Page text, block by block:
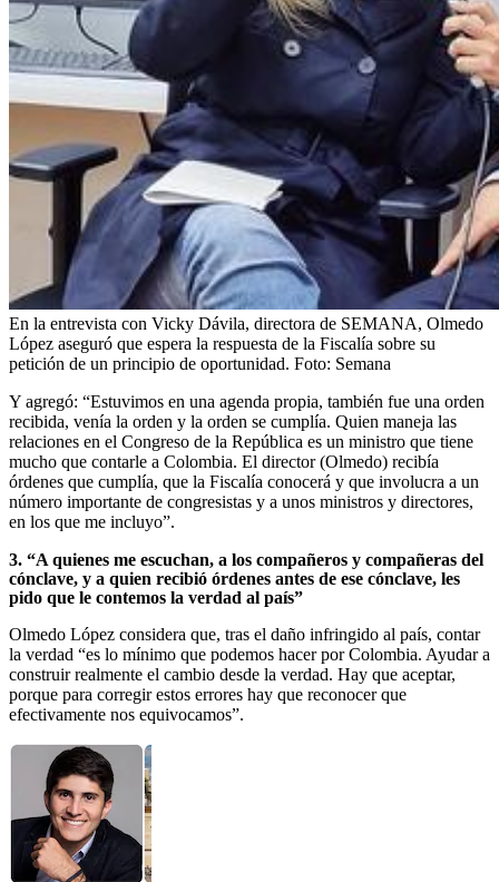
En la entrevista con Vicky Dávila, directora de SEMANA, Olmedo
López aseguró que espera la respuesta de la Fiscalía sobre su
petición de un principio de oportunidad. Foto: Semana
Y agregó: “Estuvimos en una agenda propia, también fue una orden
recibida, venía la orden y la orden se cumplía. Quien maneja las
relaciones en el Congreso de la República es un ministro que tiene
mucho que contarle a Colombia. El director (Olmedo) recibía
órdenes que cumplía, que la Fiscalía conocerá y que involucra a un
número importante de congresistas y a unos ministros y directores,
en los que me incluyo”.
3. “A quienes me escuchan, a los compañeros y compañeras del
cónclave, y a quien recibió órdenes antes de ese cónclave, les
pido que le contemos la verdad al país”
Olmedo López considera que, tras el daño infringido al país, contar
la verdad “es lo mínimo que podemos hacer por Colombia. Ayudar a
construir realmente el cambio desde la verdad. Hay que aceptar,
porque para corregir estos errores hay que reconocer que
efectivamente nos equivocamos”.